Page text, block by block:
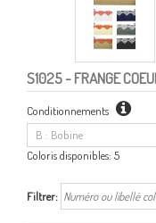
S1025- FRANGE
Conditionnements
Coloris disponibles: 5
Filtrer: